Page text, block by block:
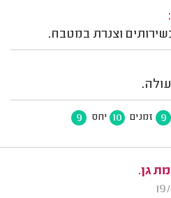
וצנרת במטבח.
9 זמנים 10 יחס 9
גן.